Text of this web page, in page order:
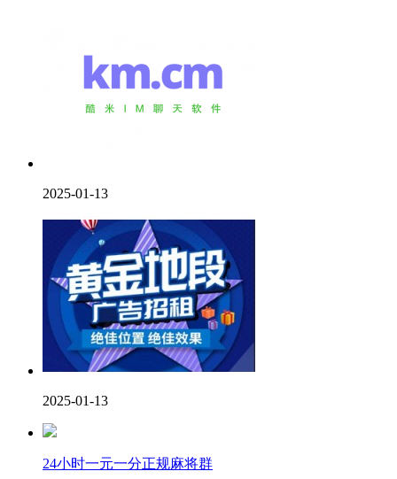
2025-01-13
2025-01-13
24小时一元一分正规麻将群